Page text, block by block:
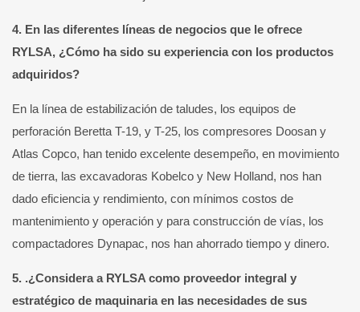
4. En las diferentes líneas de negocios que le ofrece
RYLSA, ¿Cómo ha sido su experiencia con los productos
adquiridos?
En la línea de estabilización de taludes, los equipos de
perforación Beretta T-19, y T-25, los compresores Doosan y
Atlas Copco, han tenido excelente desempeño, en movimiento
de tierra, las excavadoras Kobelco y New Holland, nos han
dado eficiencia y rendimiento, con mínimos costos de
mantenimiento y operación y para construcción de vías, los
compactadores Dynapac, nos han ahorrado tiempo y dinero.
5. .¿Considera a RYLSA como proveedor integral y
estratégico de maquinaria en las necesidades de sus